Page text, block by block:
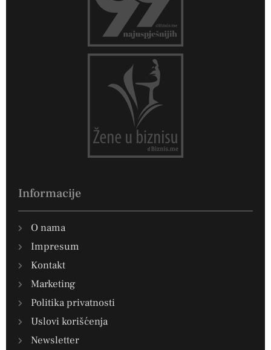
Informacije
O nama
Impresum
Kontakt
Marketing
Politika privatnosti
Uslovi korišćenja
Newsletter